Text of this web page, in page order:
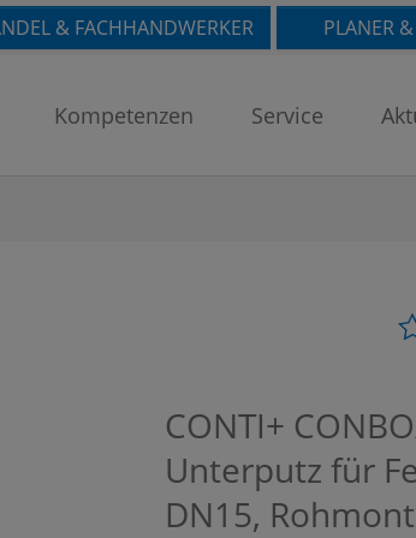
& FACHHANDWERKER PLANER
Kompetenzen Service
CONTI+
Unterputz für
DN15,